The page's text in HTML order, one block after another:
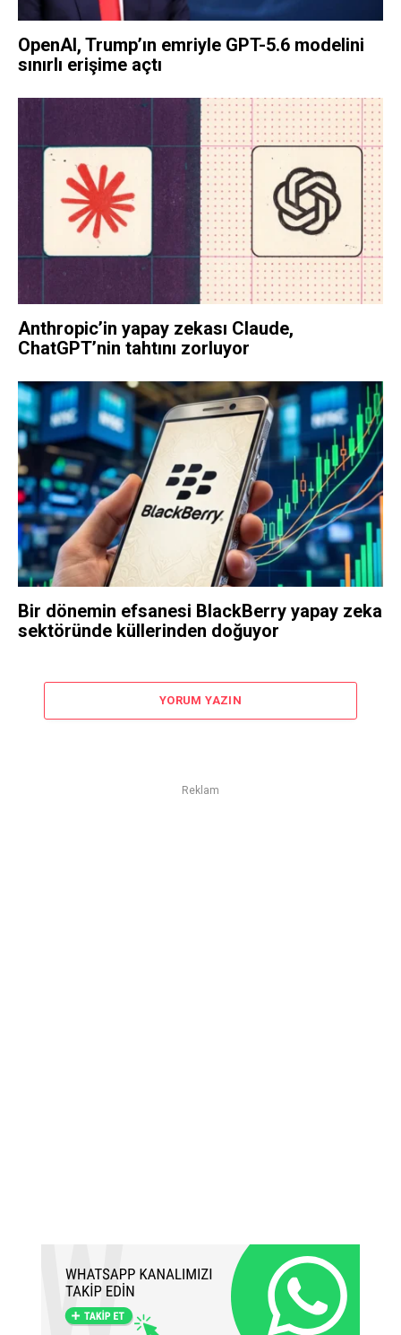
OpenAI, Trump’ın emriyle GPT-5.6 modelini
sınırlı erişime açtı
Anthropic’in yapay zekası Claude,
ChatGPT’nin tahtını zorluyor
Bir dönemin efsanesi BlackBerry yapay zeka
sektöründe küllerinden doğuyor
YORUM YAZIN
Reklam